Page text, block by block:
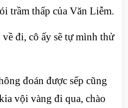
trầm thấp của Văn Liễm.
về đi, cô ấy sẽ tự mình thử
đoán được sếp cũng
vội vàng đi qua, chào